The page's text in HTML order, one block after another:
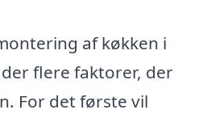
af køkken i
flere faktorer, der
For det første vil